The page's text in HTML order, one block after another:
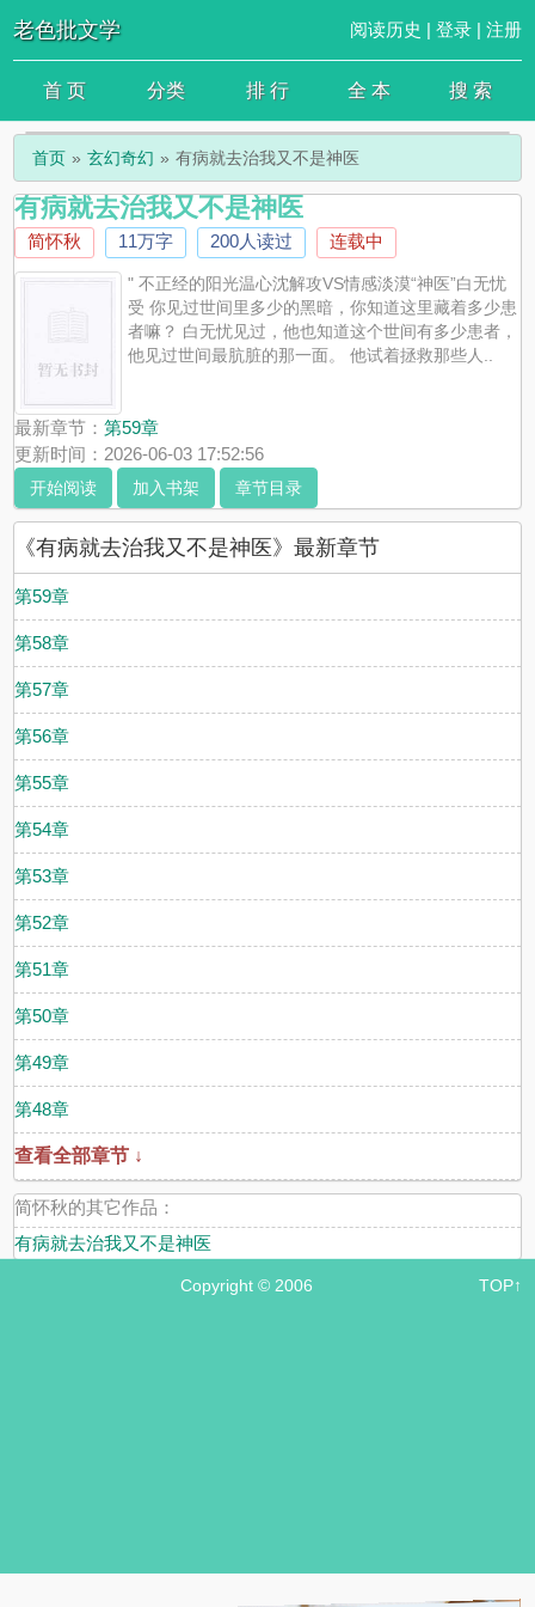
老色批文学 阅读历史 | 登录| 注册
首 页 分类 排 行 全 本 搜 索
首页 玄幻奇幻 有病就去治我又不是神医
有病就去治我又不是神医
简怀秋 11万字 200人读过 连载中
" 不正经的阳光温心沈解攻VS情感淡漠“神医”白无忧
受 你见过世间里多少的黑暗，你知道这里藏着多少患
者嘛？ 白无忧见过，他也知道这个世间有多少患者，
他见过世间最肮脏的那一面。 他试着拯救那些人..
最新章节：第59章
更新时间：2026-06-03 17:52:56
开始阅读 加入书架 章节目录
《有病就去治我又不是神医》最新章节
第59章
第58章
第57章
第56章
第55章
第54章
第53章
第52章
第51章
第50章
第49章
第48章
查看全部章节 ↓
简怀秋的其它作品：
有病就去治我又不是神医
Copyright © 2006 TOP↑